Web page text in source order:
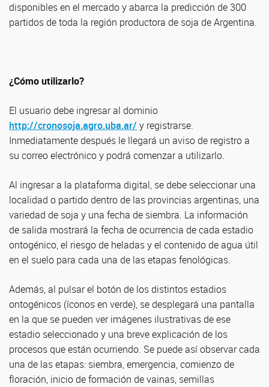
disponibles en el mercado y abarca la predicción de 300
partidos de toda la región productora de soja de Argentina.
¿Cómo utilizarlo?
El usuario debe ingresar al dominio
http://cronosoja.agro.uba.ar/ y registrarse.
Inmediatamente después le llegará un aviso de registro a
su correo electrónico y podrá comenzar a utilizarlo.
Al ingresar a la plataforma digital, se debe seleccionar una
localidad o partido dentro de las provincias argentinas, una
variedad de soja y una fecha de siembra. La información
de salida mostrará la fecha de ocurrencia de cada estadio
ontogénico, el riesgo de heladas y el contenido de agua útil
en el suelo para cada una de las etapas fenológicas.
Además, al pulsar el botón de los distintos estadios
ontogénicos (íconos en verde), se desplegará una pantalla
en la que se pueden ver imágenes ilustrativas de ese
estadio seleccionado y una breve explicación de los
procesos que están ocurriendo. Se puede así observar cada
una de las etapas: siembra, emergencia, comienzo de
floración, inicio de formación de vainas, semillas